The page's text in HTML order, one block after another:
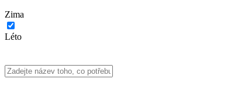
Zima
Léto